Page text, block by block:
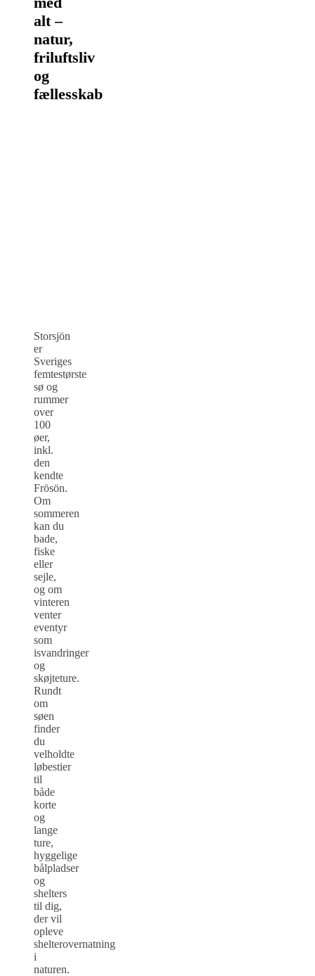
alt –
natur,
friluftsliv
og
fællesskab
Storsjön
er
Sveriges
femtestørste
sø og
rummer
over
100
øer,
inkl.
den
kendte
Frösön.
Om
sommeren
kan du
bade,
fiske
eller
sejle,
og om
vinteren
venter
eventyr
som
isvandringer
og
skøjteture.
Rundt
om
søen
finder
du
velholdte
løbestier
til
både
korte
og
lange
ture,
hyggelige
bålpladser
og
shelters
til dig,
der vil
opleve
shelterovernatning
i
naturen.